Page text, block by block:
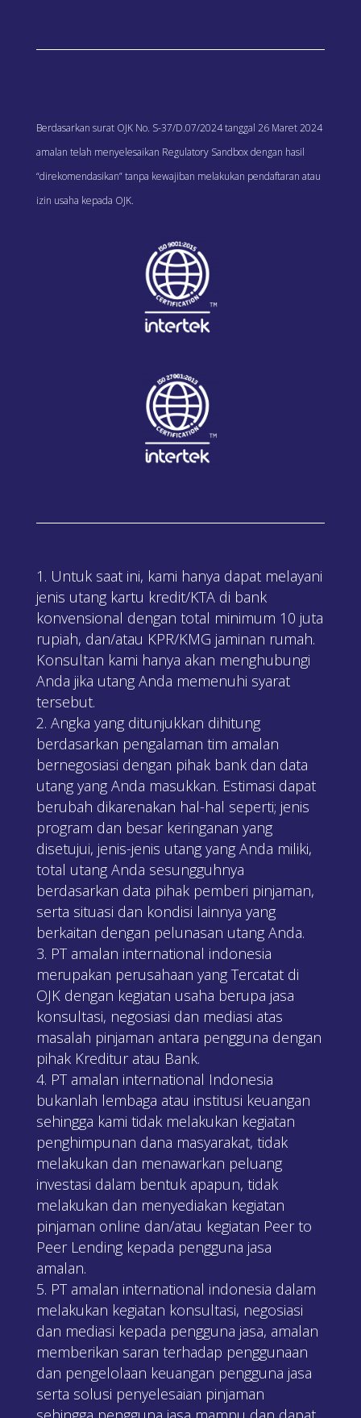
Berdasarkan surat OJK No. S-37/D.07/2024 tanggal 26 Maret 2024
amalan telah menyelesaikan Regulatory Sandbox dengan hasil
“direkomendasikan” tanpa kewajiban melakukan pendaftaran atau
izin usaha kepada OJK.
Untuk saat ini, kami hanya dapat melayani
jenis utang kartu kredit/KTA di bank
konvensional dengan total minimum 10 juta
rupiah, dan/atau KPR/KMG jaminan rumah.
Konsultan kami hanya akan menghubungi
Anda jika utang Anda memenuhi syarat
tersebut.
Angka yang ditunjukkan dihitung
berdasarkan pengalaman tim amalan
bernegosiasi dengan pihak bank dan data
utang yang Anda masukkan. Estimasi dapat
berubah dikarenakan hal-hal seperti; jenis
program dan besar keringanan yang
disetujui, jenis-jenis utang yang Anda miliki,
total utang Anda sesungguhnya
berdasarkan data pihak pemberi pinjaman,
serta situasi dan kondisi lainnya yang
berkaitan dengan pelunasan utang Anda.
PT amalan international indonesia
merupakan perusahaan yang Tercatat di
OJK dengan kegiatan usaha berupa jasa
konsultasi, negosiasi dan mediasi atas
masalah pinjaman antara pengguna dengan
pihak Kreditur atau Bank.
PT amalan international Indonesia
bukanlah lembaga atau institusi keuangan
sehingga kami tidak melakukan kegiatan
penghimpunan dana masyarakat, tidak
melakukan dan menawarkan peluang
investasi dalam bentuk apapun, tidak
melakukan dan menyediakan kegiatan
pinjaman online dan/atau kegiatan Peer to
Peer Lending kepada pengguna jasa
amalan.
PT amalan international indonesia dalam
melakukan kegiatan konsultasi, negosiasi
dan mediasi kepada pengguna jasa, amalan
memberikan saran terhadap penggunaan
dan pengelolaan keuangan pengguna jasa
serta solusi penyelesaian pinjaman